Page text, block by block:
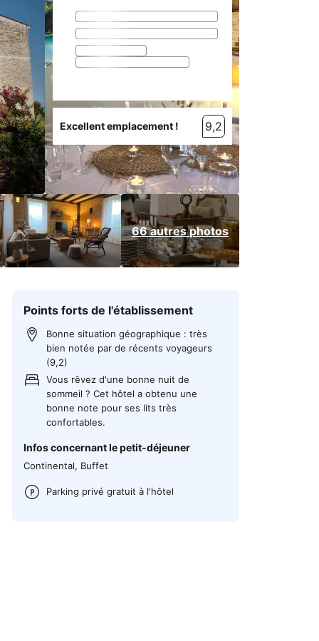
66 autres photos
Excellent emplacement ! 9,2
Points forts de l'établissement
Bonne situation géographique : très
bien notée par de récents voyageurs
(9,2)
Vous rêvez d'une bonne nuit de
sommeil ? Cet hôtel a obtenu une
bonne note pour ses lits très
confortables.
Infos concernant le petit-déjeuner
Continental, Buffet
Parking privé gratuit à l'hôtel